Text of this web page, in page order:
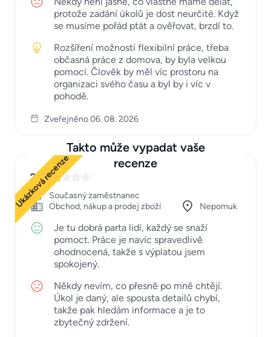
protože zadání úkolů je dost neurčité. Když
se musíme pořád ptát a ověřovat, brzdí to.
Rozšíření možností flexibilní práce, třeba
občasná práce z domova, by byla velkou
pomocí. Člověk by měl víc prostoru na
organizaci svého času a byl by i víc v
pohodě.
Zveřejněno 06. 08. 2026
Takto může vypadat vaše
recenze
Ukázková recenze
2
Současný zaměstnanec
Obchod, nákup a prodej zboží
Nepomuk
Je tu dobrá parta lidí, každý se snaží
pomoct. Práce je navíc spravedlivě
ohodnocená, takže s výplatou jsem
spokojený.
Někdy nevím, co přesně po mně chtějí.
Úkol je daný, ale spousta detailů chybí,
takže pak hledám informace a je to
zbytečný zdržení.